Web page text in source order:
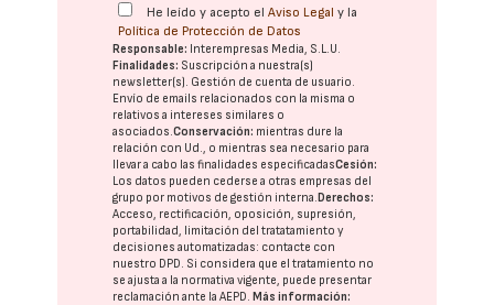
He leído y acepto elAviso Legal y la
Política de Protección de Datos
Responsable: Interempresas Media, S.L.U.
Finalidades: Suscripción a nuestra(s)
newsletter(s). Gestión de cuenta de usuario.
Envío de emails relacionados con la misma o
relativos a intereses similares o
asociados.Conservación: mientras dure la
relación con Ud., o mientras sea necesario para
llevar a cabo las finalidades especificadasCesión:
Los datos pueden cederse a otras empresas del
grupo por motivos de gestión interna. Derechos:
Acceso, rectificación, oposición, supresión,
portabilidad, limitación del tratatamiento y
decisiones automatizadas: contacte con
nuestro DPD. Si considera que el tratamiento no
se ajusta a la normativa vigente, puede presentar
reclamación ante laAEPD. Más información: